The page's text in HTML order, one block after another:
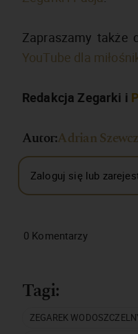
Zapraszamy także
YouTube dla
Redakcja Zegarki i
Autor:Adrian
Zaloguj się lub
0 Komentarzy
Tagi:
ZEGAREK